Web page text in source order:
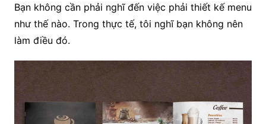
Bạn không cần phải nghĩ đến việc phải thiết kế menu
như thế nào. Trong thực tế, tôi nghĩ bạn không nên
làm điều đó.